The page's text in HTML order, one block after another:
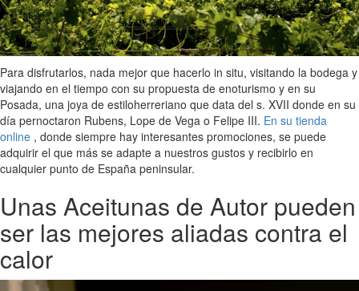
Para disfrutarlos, nada mejor que hacerlo in situ, visitando la bodega y
viajando en el tiempo con su propuesta de enoturismo y en su
Posada, una joya de estiloherreriano que data del s. XVII donde en su
día pernoctaron Rubens, Lope de Vega o Felipe III. En su tienda
online , donde siempre hay interesantes promociones, se puede
adquirir el que más se adapte a nuestros gustos y recibirlo en
cualquier punto de España peninsular.
Unas Aceitunas de Autor pueden
ser las mejores aliadas contra el
calor